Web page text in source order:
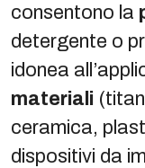
consentono la
detergente o
idonea
materiali
ceramica,
dispositivi da